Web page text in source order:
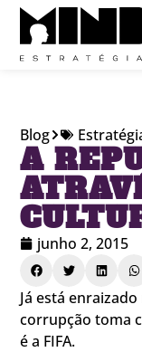
Blog
A
junho 2, 2015
Já está
corrupção toma
é a FIFA.